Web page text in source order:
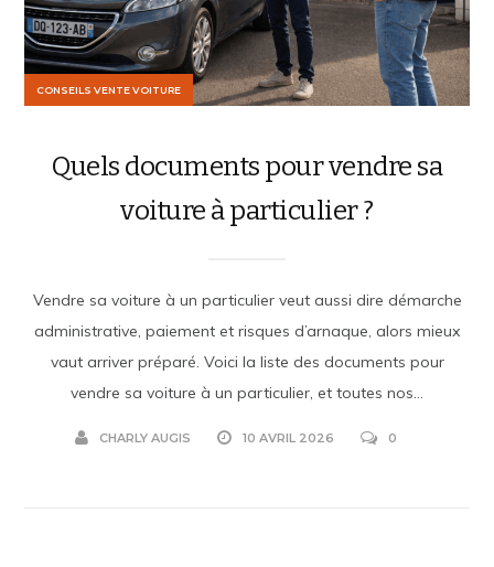
CONSEILS VENTE VOITURE
Quels documents pour vendre sa
voiture à particulier ?
Vendre sa voiture à un particulier veut aussi dire démarche
administrative, paiement et risques d’arnaque, alors mieux
vaut arriver préparé. Voici la liste des documents pour
vendre sa voiture à un particulier, et toutes nos...
CHARLY AUGIS 10 AVRIL 2026 0